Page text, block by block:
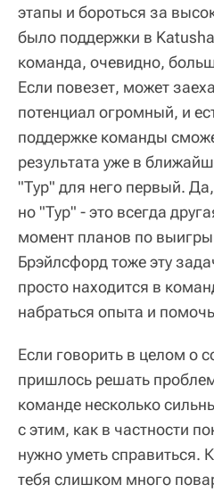
этапы и бороться за
было поддержки в
команда, очевидно,
Если повезет, может
потенциал огромный, и
поддержке команды
результата уже в
"Тур" для него первый.
но "Тур" - это всегда
момент планов по
Брэйлсфорд тоже эту
просто находится в
набраться опыта и
Если говорить в целом о
пришлось решать
команде несколько
с этим, как в частности
нужно уметь справиться.
тебя слишком много